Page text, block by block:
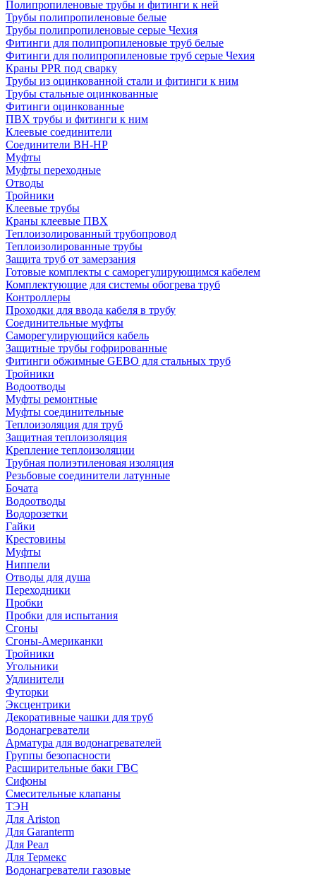
Полипропиленовые трубы и фитинги к ней
Трубы полипропиленовые белые
Трубы полипропиленовые серые Чехия
Фитинги для полипропиленовые труб белые
Фитинги для полипропиленовые труб серые Чехия
Краны PPR под сварку
Трубы из оцинкованной стали и фитинги к ним
Трубы стальные оцинкованные
Фитинги оцинкованные
ПВХ трубы и фитинги к ним
Клеевые соединители
Соединители ВН-НР
Муфты
Муфты переходные
Отводы
Тройники
Клеевые трубы
Краны клеевые ПВХ
Теплоизолированный трубопровод
Теплоизолированные трубы
Защита труб от замерзания
Готовые комплекты с саморегулирующимся кабелем
Комплектующие для системы обогрева труб
Контроллеры
Проходки для ввода кабеля в трубу
Соединительные муфты
Саморегулирующийся кабель
Защитные трубы гофрированные
Фитинги обжимные GEBO для стальных труб
Тройники
Водоотводы
Муфты ремонтные
Муфты соединительные
Теплоизоляция для труб
Защитная теплоизоляция
Крепление теплоизоляции
Трубная полиэтиленовая изоляция
Резьбовые соединители латунные
Бочата
Водоотводы
Водорозетки
Гайки
Крестовины
Муфты
Ниппели
Отводы для душа
Переходники
Пробки
Пробки для испытания
Сгоны
Сгоны-Американки
Тройники
Угольники
Удлинители
Футорки
Эксцентрики
Декоративные чашки для труб
Водонагреватели
Арматура для водонагревателей
Группы безопасности
Расширительные баки ГВС
Сифоны
Смесительные клапаны
ТЭН
Для Ariston
Для Garanterm
Для Реал
Для Термекс
Водонагреватели газовые